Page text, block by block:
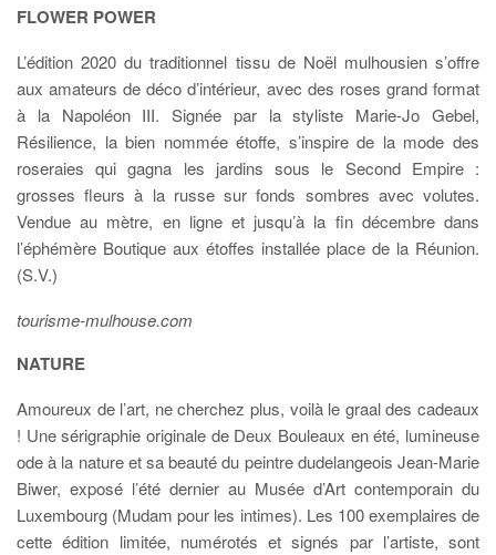
FLOWER POWER
L’édition 2020 du traditionnel tissu de Noël mulhousien s’offre
aux amateurs de déco d’intérieur, avec des roses grand format
à la Napoléon III. Signée par la styliste Marie-Jo Gebel,
Résilience, la bien nommée étoffe, s’inspire de la mode des
roseraies qui gagna les jardins sous le Second Empire :
grosses fleurs à la russe sur fonds sombres avec volutes.
Vendue au mètre, en ligne et jusqu’à la fin décembre dans
l’éphémère Boutique aux étoffes installée place de la Réunion.
(S.V.)
tourisme-mulhouse.com
NATURE
Amoureux de l’art, ne cherchez plus, voilà le graal des cadeaux
! Une sérigraphie originale de Deux Bouleaux en été, lumineuse
ode à la nature et sa beauté du peintre dudelangeois Jean-Marie
Biwer, exposé l’été dernier au Musée d’Art contemporain du
Luxembourg (Mudam pour les intimes). Les 100 exemplaires de
cette édition limitée, numérotés et signés par l’artiste, sont